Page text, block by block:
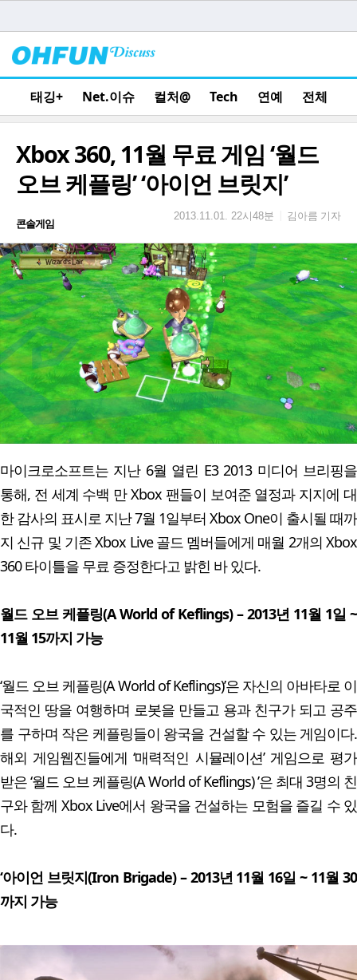
태깅+ Net.이슈 컬처@ Tech 연예 전체
Xbox 360, 11월 무료 게임 ‘월드
오브 케플링’ ‘아이언 브릿지’
콘솔게임
2013.11.01. 22시48분 김아름 기자
마이크로소프트는 지난 6월 열린 E3 2013 미디어 브리핑을
통해, 전 세계 수백 만 Xbox 팬들이 보여준 열정과 지지에 대
한 감사의 표시로 지난 7월 1일부터 Xbox One이 출시될 때까
지 신규 및 기존 Xbox Live 골드 멤버들에게 매월 2개의 Xbox
360 타이틀을 무료 증정한다고 밝힌 바 있다.
월드 오브 케플링(A World of Keflings) – 2013년 11월 1일 ~
11월 15까지 가능
‘월드 오브 케플링(A World of Keflings)’은 자신의 아바타로 이
국적인 땅을 여행하며 로봇을 만들고 용과 친구가 되고 공주
를 구하며 작은 케플링들이 왕국을 건설할 수 있는 게임이다.
해외 게임웹진들에게 ‘매력적인 시뮬레이션’ 게임으로 평가
받은 ‘월드 오브 케플링(A World of Keflings) ’은 최대 3명의 친
구와 함께 Xbox Live에서 왕국을 건설하는 모험을 즐길 수 있
다.
‘아이언 브릿지(Iron Brigade) – 2013년 11월 16일 ~ 11월 30
까지 가능